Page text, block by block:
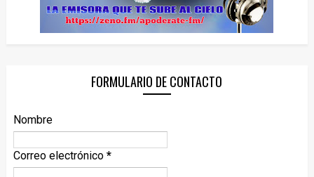
FORMULARIO DE CONTACTO
Nombre
Correo electrónico *